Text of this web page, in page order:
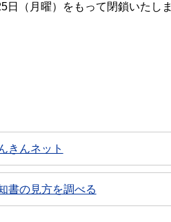
（月曜）をもって閉鎖いたしま
きんネット
書の見方を調べる